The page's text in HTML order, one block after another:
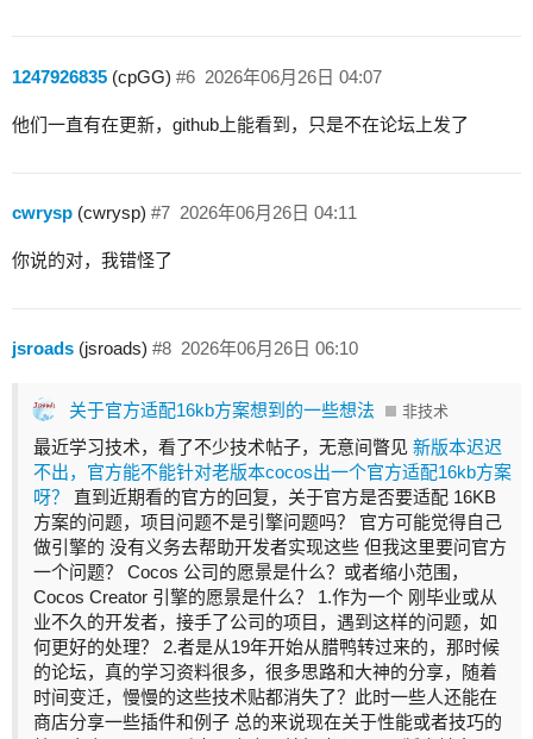
1247926835 (cpGG) 2026年06月26日 04:07
#6
他们一直有在更新，github上能看到，只是不在论坛上发了
cwrysp (cwrysp) 2026年06月26日 04:11
#7
你说的对，我错怪了
jsroads (jsroads) 2026年06月26日 06:10
#8
关于官方适配16kb方案想到的一些想法 非技术
最近学习技术，看了不少技术帖子，无意间瞥见 新版本迟迟
不出，官方能不能针对老版本cocos出一个官方适配16kb方案
呀？
直到近期看的官方的回复，关于官方是否要适配 16KB
方案的问题，项目问题不是引擎问题吗？ 官方可能觉得自己
做引擎的 没有义务去帮助开发者实现这些 但我这里要问官方
一个问题？ Cocos 公司的愿景是什么？或者缩小范围，
Cocos Creator 引擎的愿景是什么？ 1.作为一个 刚毕业或从
业不久的开发者，接手了公司的项目，遇到这样的问题，如
何更好的处理？ 2.者是从19年开始从腊鸭转过来的，那时候
的论坛，真的学习资料很多，很多思路和大神的分享，随着
时间变迁，慢慢的这些技术贴都消失了？此时一些人还能在
商店分享一些插件和例子 总的来说现在关于性能或者技巧的